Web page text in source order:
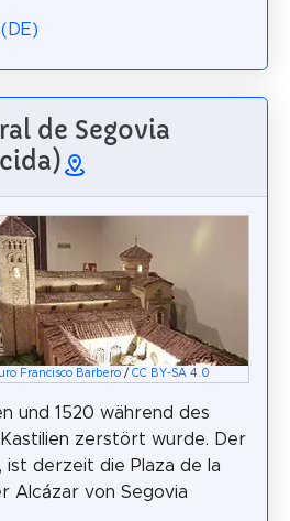
de Segovia
Francisco Barbero/ CC BY-SA 4.0
und 1520 während des
zerstört wurde. Der
ist derzeit die Plaza de la
Alcázar von Segovia